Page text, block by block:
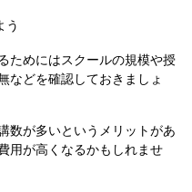
う
ためにはスクールの規模や授
などを確認しておきましょ
数が多いというメリットがあ
用が高くなるかもしれませ